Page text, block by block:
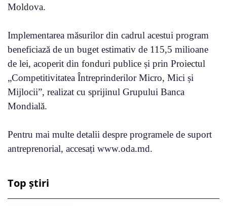
Moldova.
Implementarea măsurilor din cadrul acestui program
beneficiază de un buget estimativ de 115,5 milioane
de lei, acoperit din fonduri publice și prin Proiectul
„Competitivitatea Întreprinderilor Micro, Mici și
Mijlocii”, realizat cu sprijinul Grupului Banca
Mondială.
Pentru mai multe detalii despre programele de suport
antreprenorial, accesați www.oda.md.
Top știri